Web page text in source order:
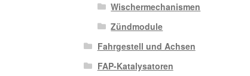
Wischermechanismen
Zündmodule
Fahrgestell und Achsen
FAP-Katalysatoren